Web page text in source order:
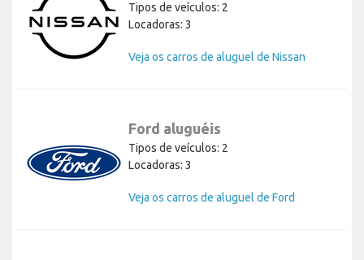
Tipos de veículos: 2
Locadoras: 3
Veja os carros de aluguel de Nissan
Ford aluguéis
Tipos de veículos: 2
Locadoras: 3
Veja os carros de aluguel de Ford